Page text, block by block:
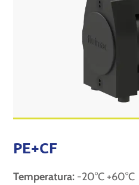
PE+CF
Temperatura: -20°C +60°C